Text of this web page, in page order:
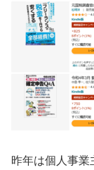
昨年は個人事業